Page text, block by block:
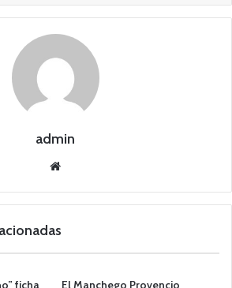
admin
we
ficha
El Manchego Provencio